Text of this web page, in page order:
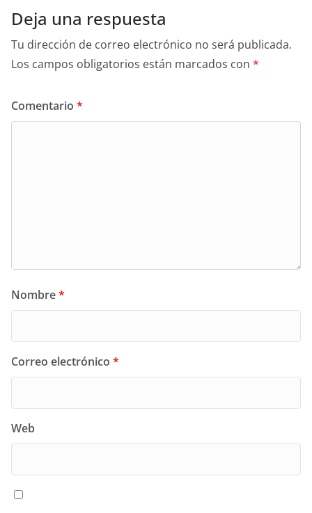
Deja una respuesta
Tu dirección de correo electrónico no será publicada.
Los campos obligatorios están marcados con *
Comentario *
Nombre*
Correo electrónico *
Web